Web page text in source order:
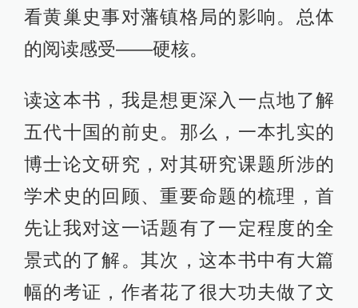
看黄巢史事对藩镇格局的影响。总体
的阅读感受——硬核。
读这本书，我是想更深入一点地了解
五代十国的前史。那么，一本扎实的
博士论文研究，对其研究课题所涉的
学术史的回顾、重要命题的梳理，首
先让我对这一话题有了一定程度的全
景式的了解。其次，这本书中有大篇
幅的考证，作者花了很大功夫做了文